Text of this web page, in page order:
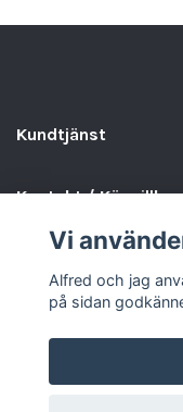
Kundtjänst
Kontakt / Köpvillkor
Vi
Alfred och jag
på sidan